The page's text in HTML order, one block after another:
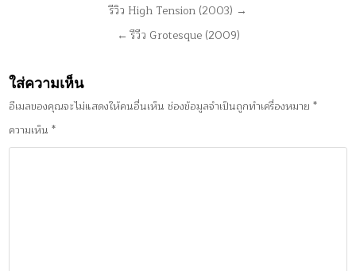
รีวิว High Tension (2003) →
← รีวืว Grotesque (2009)
ใส่ความเห็น
อีเมลของคุณจะไม่แสดงให้คนอื่นเห็น ช่องข้อมูลจำเป็นถูกทำเครื่องหมาย*
ความเห็น*